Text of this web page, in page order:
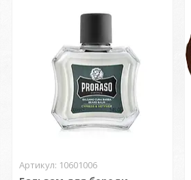
10601006